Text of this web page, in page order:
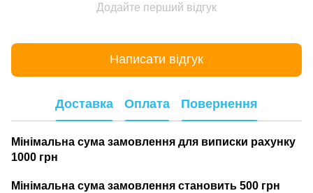
Додайте перший відгук
Написати відгук
Доставка Оплата Повернення
Мінімальна сума замовлення для виписки рахунку
1000 грн
Мінімальна сума замовлення становить 500 грн